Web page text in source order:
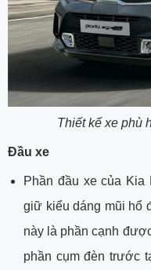
Thiết kế xe phù
Đầu xe
Phần đầu xe của Kia
giữ kiểu dáng mũi hổ
này là phần cạnh
phần cụm đèn trước